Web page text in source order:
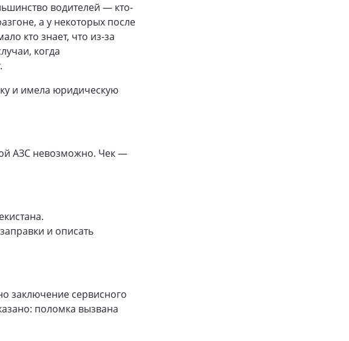
водителей — кто-
а у некоторых после
кто знает, что из-за
когда
и имела юридическую
АЗС невозможно. Чек —
и описать
заключение сервисного
поломка вызвана